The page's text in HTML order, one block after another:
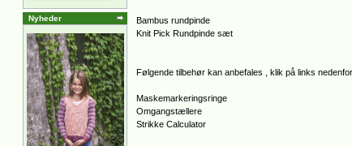
Nyheder
Bambus rundpinde
Knit Pick Rundpinde sæt
Følgende tilbehør kan anbefales , klik på links
Maskemarkeringsringe
Omgangstællere
Strikke Calculator